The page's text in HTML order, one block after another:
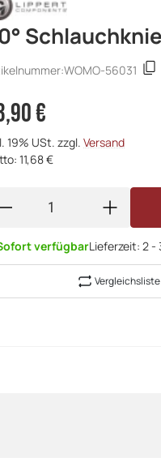
WOMO-56031
€
19% USt. zzgl. Versand
11,68 €
verfügbarLieferzeit: 2 -
Vergleichsliste